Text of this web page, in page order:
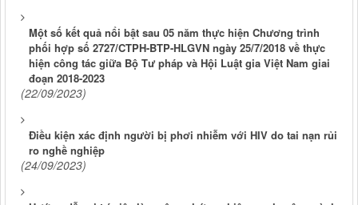
Một số kết quả nổi bật sau 05 năm thực hiện Chương trình
phối hợp số 2727/CTPH-BTP-HLGVN ngày 25/7/2018 về thực
hiện công tác giữa Bộ Tư pháp và Hội Luật gia Việt Nam giai
đoạn 2018-2023
(22/09/2023)
Điều kiện xác định người bị phơi nhiễm với HIV do tai nạn rủi
ro nghề nghiệp
(24/09/2023)